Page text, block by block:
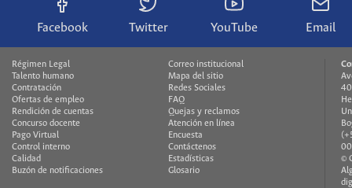
Facebook Twitter YouTube Email
Régimen Legal
Talento humano
Contratación
Ofertas de empleo
Rendición de cuentas
Concurso docente
Pago Virtual
Control interno
Calidad
Buzón de notificaciones
Correo institucional
Mapa del sitio
Redes Sociales
FAQ
Quejas y reclamos
Atención en línea
Encuesta
Contáctenos
Estadísticas
Glosario
©